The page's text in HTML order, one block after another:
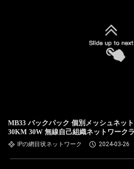
MB33 バックパック 個別メッシュネッ
30KM 30W 無線自己組織ネットワーク
IPの網目状ネットワーク 2024-03-26